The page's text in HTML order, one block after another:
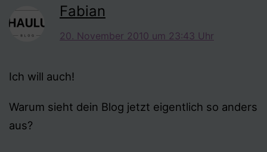
Fabian
20. November 2010 um 23:43 Uhr
Ich will auch!
Warum sieht dein Blog jetzt eigentlich so anders
aus?